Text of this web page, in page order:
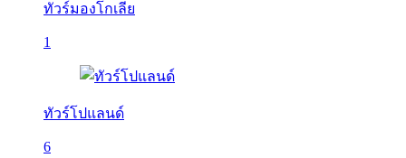
ทัวร์มองโกเลีย
1
ทัวร์โปแลนด์
6